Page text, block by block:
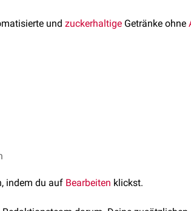
und zuckerhaltige Getränke ohne
sind:
hat kann negative Auswirkungen auf die
Zuckergehalts und ggf. enthaltener
indem du auf Bearbeiten klickst.